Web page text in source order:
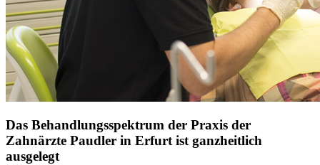
Das Behandlungsspektrum der Praxis der
Zahnärzte Paudler in Erfurt ist ganzheitlich
ausgelegt